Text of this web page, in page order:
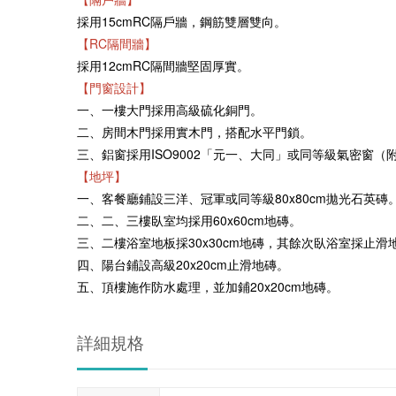
採用15cmRC隔戶牆，鋼筋雙層雙向。
【RC隔間牆】
採用12cmRC隔間牆堅固厚實。
【門窗設計】
一、一樓大門採用高級硫化銅門。
二、房間木門採用實木門，搭配水平門鎖。
三、鋁窗採用ISO9002「元一、大同」或同等級氣密窗（
【地坪】
一、客餐廳鋪設三洋、冠軍或同等級80x80cm拋光石英磚。
二、二、三樓臥室均採用60x60cm地磚。
三、二樓浴室地板採30x30cm地磚，其餘次臥浴室採止滑
四、陽台鋪設高級20x20cm止滑地磚。
五、頂樓施作防水處理，並加鋪20x20cm地磚。
詳細規格